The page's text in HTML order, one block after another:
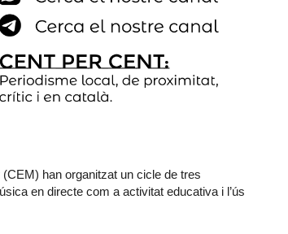
(CEM) han organitzat un cicle de tres
en directe com a activitat educativa i l’ús